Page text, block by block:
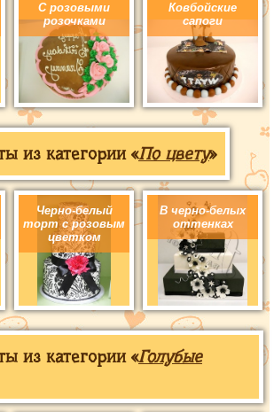
С розовыми
розочками
Ковбойские
сапоги
из категории «По цвету»
Черно-белый
торт с розовым
цветком
В черно-белых
оттенках
из категории «Голубые